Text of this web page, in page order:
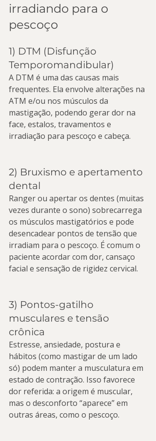
irradiando para o
pescoço
1) DTM (Disfunção
Temporomandibular)
A DTM é uma das causas mais
frequentes. Ela envolve alterações na
ATM e/ou nos músculos da
mastigação, podendo gerar dor na
face, estalos, travamentos e
irradiação para pescoço e cabeça.
2) Bruxismo e apertamento
dental
Ranger ou apertar os dentes (muitas
vezes durante o sono) sobrecarrega
os músculos mastigatórios e pode
desencadear pontos de tensão que
irradiam para o pescoço. É comum o
paciente acordar com dor, cansaço
facial e sensação de rigidez cervical.
3) Pontos-gatilho
musculares e tensão
crônica
Estresse, ansiedade, postura e
hábitos (como mastigar de um lado
só) podem manter a musculatura em
estado de contração. Isso favorece
dor referida: a origem é muscular,
mas o desconforto “aparece” em
outras áreas, como o pescoço.